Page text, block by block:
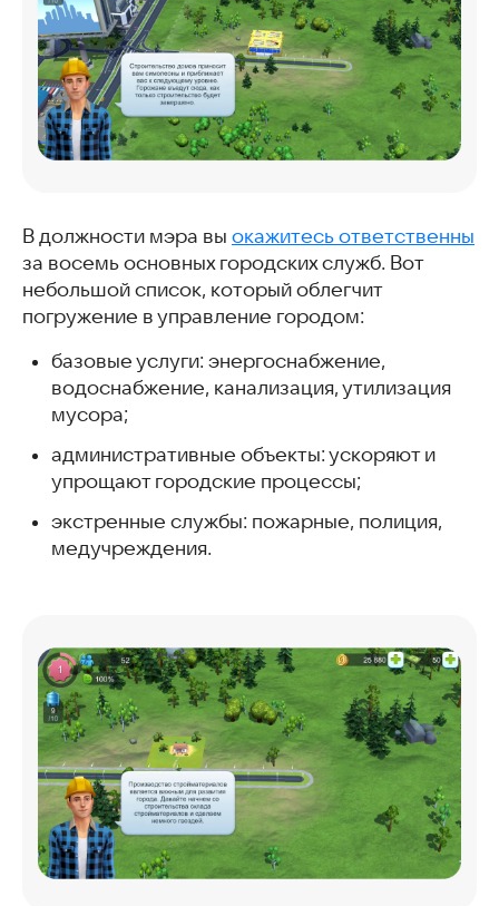
В должности мэра вы окажитесь ответственны
за восемь основных городских служб. Вот
небольшой список, который облегчит
погружение в управление городом:
базовые услуги: энергоснабжение,
водоснабжение, канализация, утилизация
мусора;
административные объекты: ускоряют и
упрощают городские процессы;
экстренные службы: пожарные, полиция,
медучреждения.